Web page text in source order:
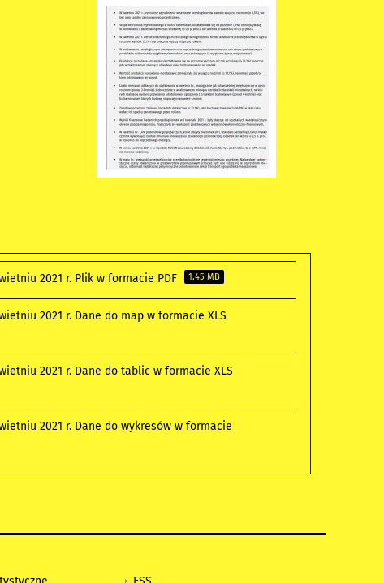
2021 r. Plik w formacie PDF 1.45 MB
2021 r. Dane do map w formacie XLS
2021 r. Dane do tablic w formacie XLS
2021 r. Dane do wykresów w formacie